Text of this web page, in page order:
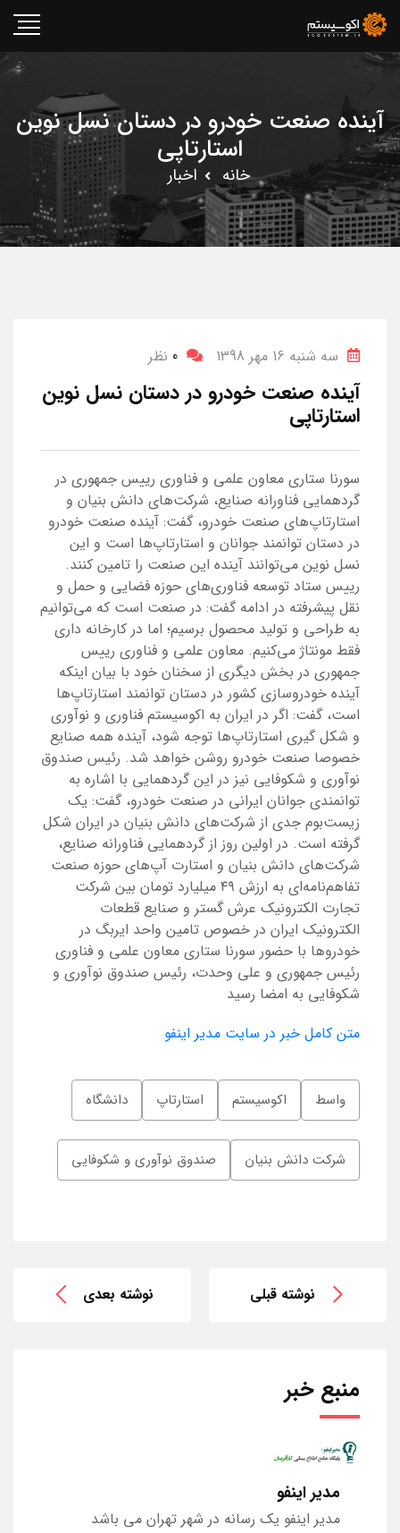
آینده صنعت خودرو در دستان نسل نوین
استارتاپی
خانه اخبار
سه شنبه 16 مهر 1398 0 نظر
آینده صنعت خودرو در دستان نسل نوین
استارتاپی
سورنا ستاری معاون علمی و فناوری رییس جمهوری در
گردهمایی فناورانه صنایع، شرکت‌های دانش بنیان و
استارتاپ‌های صنعت خودرو، گفت: آینده صنعت خودرو
در دستان توانمند جوانان و استارتاپ‌ها است و این
نسل نوین می‌توانند آینده این صنعت را تامین کنند.
رییس ستاد توسعه فناوری‌های حوزه فضایی و حمل و
نقل پیشرفته در ادامه گفت: در صنعت است که می‌توانیم
به طراحی و تولید محصول برسیم؛ اما در کارخانه داری
فقط مونتاژ می‌کنیم. معاون علمی و فناوری رییس
جمهوری در بخش دیگری از سخنان خود با بیان اینکه
آینده خودروسازی کشور در دستان توانمند استارتاپ‌ها
است، گفت: اگر در ایران به اکوسیستم فناوری و نوآوری
و شکل گیری استارتاپ‌ها توجه شود، آینده همه صنایع
خصوصا صنعت خودرو روشن خواهد شد. رئیس صندوق
نوآوری و شکوفایی نیز در این گردهمایی با اشاره به
توانمندی جوانان ایرانی در صنعت خودرو، گفت: یک
زیست‌بوم جدی از شرکت‌های دانش بنیان در ایران شکل
گرفته است. در اولین روز از گردهمایی فناورانه صنایع،
شرکت‌های دانش بنیان و استارت آپ‌های حوزه صنعت
تفاهم‌نامه‌ای به ارزش ۴۹ میلیارد تومان بین شرکت
تجارت الکترونیک عرش گستر و صنایع قطعات
الکترونیک ایران در خصوص تامین واحد ایربگ در
خودروها با حضور سورنا ستاری معاون علمی و فناوری
رئیس جمهوری و علی وحدت، رئیس صندوق نوآوری و
شکوفایی به امضا رسید
متن کامل خبر در سایت مدیر اینفو
واسط اکوسیستم استارتاپ دانشگاه
شرکت دانش بنیان صندوق نوآوری و شکوفایی
نوشته قبلی نوشته بعدی
منبع خبر
مدیر اینفو
مدیر اینفو یک رسانه در شهر تهران می باشد